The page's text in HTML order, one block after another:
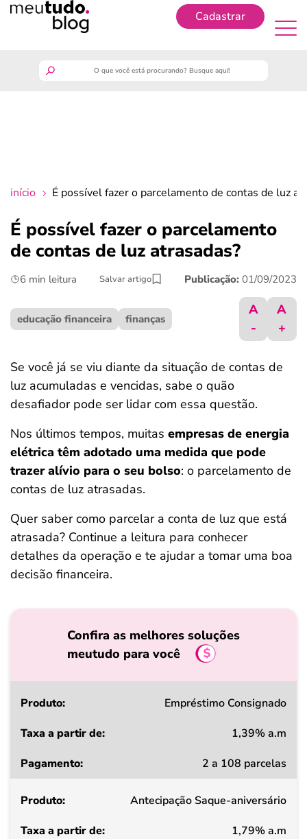
Cadastrar
crédito fácil
últimas notícias
ferramentas
início É possível fazer o parcelamento de contas de luz
É possível fazer o parcelamento
de contas de luz atrasadas?
6 min leitura Salvar artigo Publicação: 01/09/2023
educação financeira finanças
A
-
A
+
Se você já se viu diante da situação de contas de
luz acumuladas e vencidas, sabe o quão
desafiador pode ser lidar com essa questão.
Nos últimos tempos, muitas empresas de energia
elétrica têm adotado uma medida que pode
trazer alívio para o seu bolso: o parcelamento de
contas de luz atrasadas.
Quer saber como parcelar a conta de luz que está
atrasada? Continue a leitura para conhecer
detalhes da operação e te ajudar a tomar uma boa
decisão financeira.
Confira as melhores soluções
meutudo para você
Produto
a
de
Empréstimo Consignado
1,39% a.m
2 a 108 parcelas
Antecipação Saque-aniversário
1,79% a.m